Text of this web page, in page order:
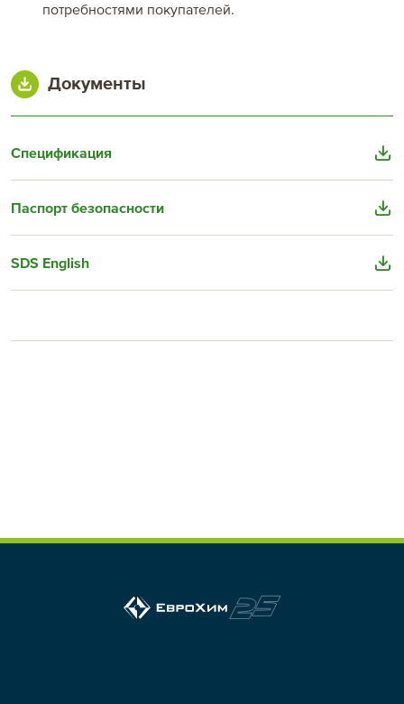
потребностями покупателей.
Документы
Спецификация
Паспорт безопасности
SDS English